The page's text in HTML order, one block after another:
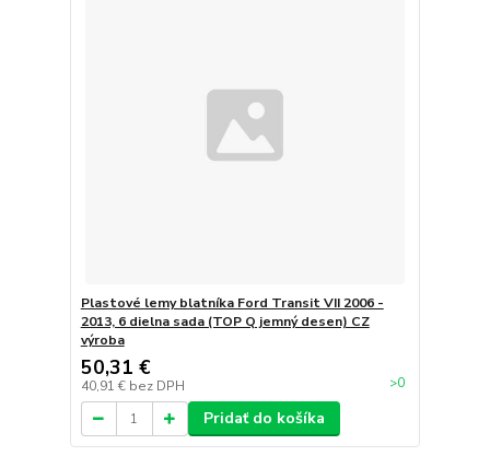
Plastové lemy blatníka Ford Transit VII 2006 -
2013, 6 dielna sada (TOP Q jemný desen) CZ
výroba
50,31 €
40,91 € bez DPH >0
Pridať do košíka